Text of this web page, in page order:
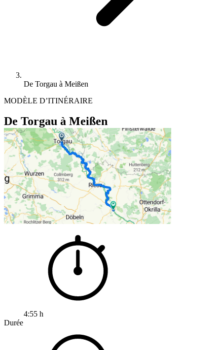
De Torgau à Meißen
MODÈLE D’ITINÉRAIRE
De Torgau à Meißen
4:55 h
Durée